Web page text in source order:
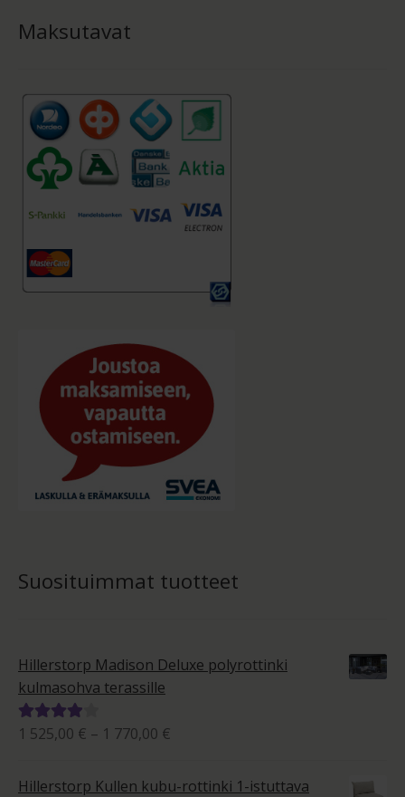
Maksutavat
Suosituimmat tuotteet
Hillerstorp Madison Deluxe polyrottinki
kulmasohva terassille
Arvostelu
1 525,00 € – 1 770,00 €
525,00 €
Hillerstorp Kullen kubu-rottinki 1-istuttava